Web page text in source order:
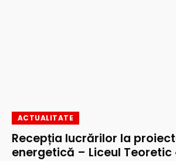
ACTUALITATE
Recepția lucrărilor la
energetică – Liceul Teoretic